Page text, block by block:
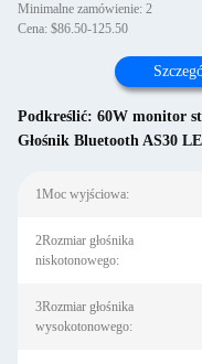
Minimalne zamówienie: 2
Cena: $86.50-125.50
Podkreślić: 60W monitor
Głośnik Bluetooth AS30
1Moc wyjściowa:
2Rozmiar głośnika
niskotonowego:
3Rozmiar głośnika
wysokotonowego: